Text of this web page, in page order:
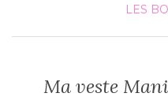
LES
Ma veste